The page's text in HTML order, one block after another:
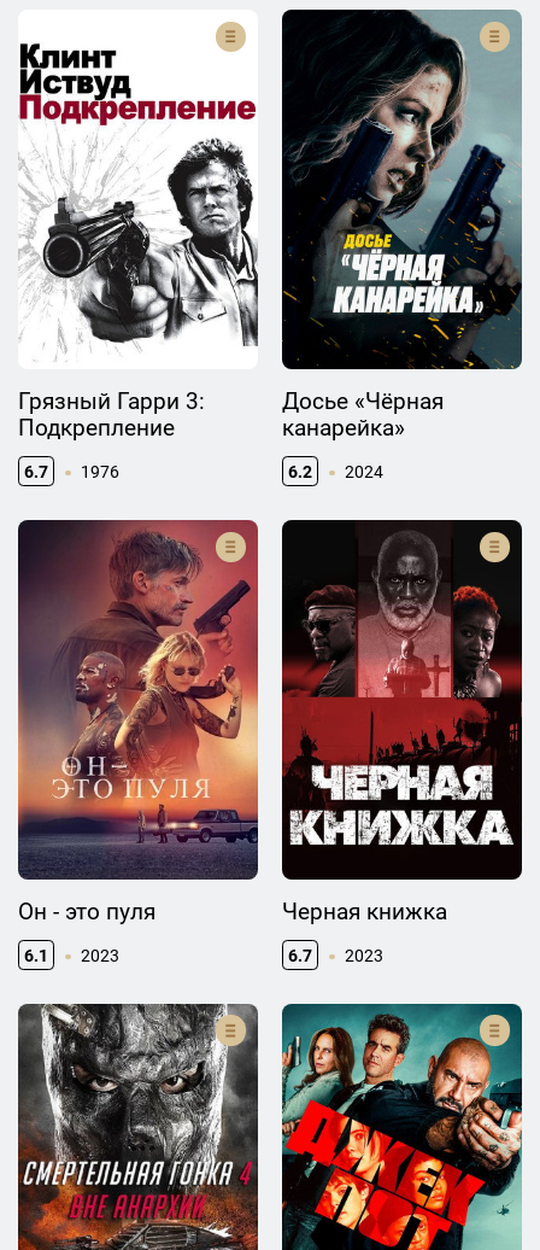
Грязный Гарри 3:
Подкрепление
6.7 1976
Досье «Чёрная
канарейка»
6.2 2024
Он - это пуля
6.1 2023
Черная книжка
6.7 2023